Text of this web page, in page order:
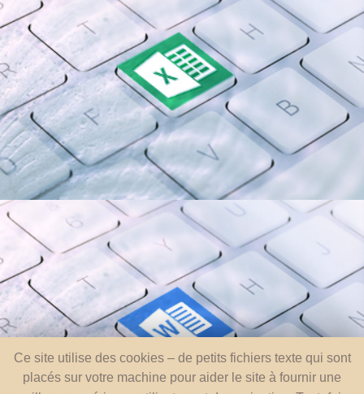
Ce site utilise des cookies – de petits fichiers texte qui sont
placés sur votre machine pour aider le site à fournir une